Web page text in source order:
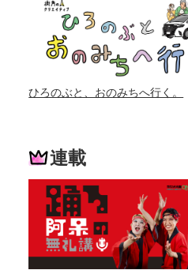
ひろのぶと、おのみちへ行く。
連載